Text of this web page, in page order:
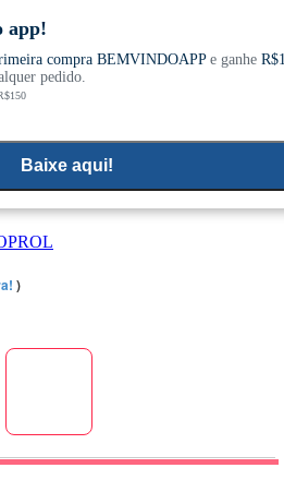
com 0
app!
compra BEMVINDOAPPe ganhe
pedido.
Baixe aqui!
Cálcio, Cromo e Magnésio) 30
)